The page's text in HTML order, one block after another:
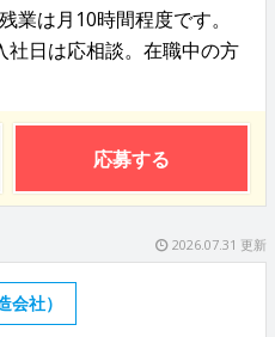
業は月10時間程度です。
社日は応相談。在職中の方
応募する
2026.07.31 更新
社）